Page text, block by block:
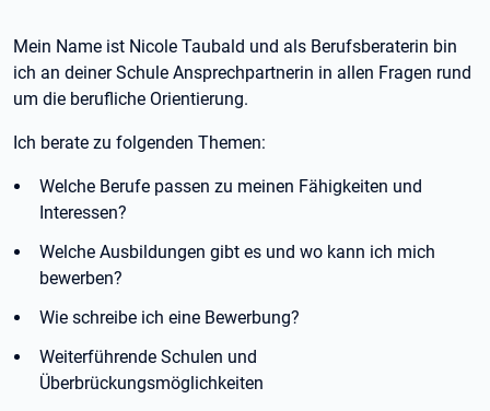
Mein Name ist Nicole Taubald und als Berufsberaterin bin
ich an deiner Schule Ansprechpartnerin in allen Fragen rund
um die berufliche Orientierung.
Ich berate zu folgenden Themen:
Welche Berufe passen zu meinen Fähigkeiten und
Interessen?
Welche Ausbildungen gibt es und wo kann ich mich
bewerben?
Wie schreibe ich eine Bewerbung?
Weiterführende Schulen und
Überbrückungsmöglichkeiten